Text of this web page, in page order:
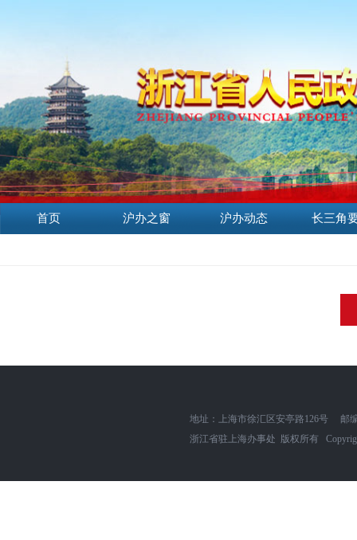
首页 沪办之窗 沪办动态 长三角
地址：上海市徐汇区安亭路126号
邮
浙江省驻上海办事处 版权所有